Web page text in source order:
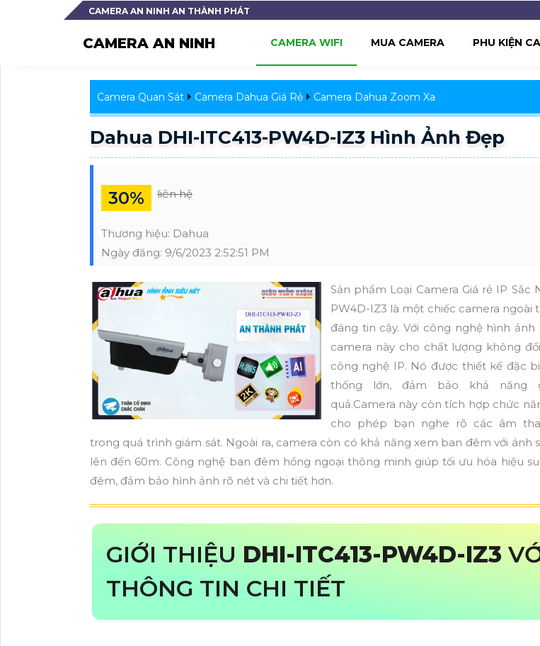
CAMERA AN NINH AN THÀNH PHÁT
CAMERA AN NINH CAMERA WIFI MUA CAMERA PHU KIỆN
Camera Quan Sát Camera Dahua Giá Rẻ Camera Dahua Zoom Xa
Dahua DHI-ITC413-PW4D-IZ3 Hình Ảnh Đẹp
30% liên hệ
Thương hiệu: Dahua
Ngày đăng: 9/6/2023 2:52:51 PM
Sản phẩm Loại Camera Giá rẻ IP Sắc
PW4D-IZ3 là một chiếc camera ngoài
đáng tin cậy. Với công nghệ hình ảnh
camera này cho chất lượng không
công nghệ IP. Nó được thiết kế đặc
thống lớn, đảm bảo khả năng
quả.Camera này còn tích hợp chức
cho phép bạn nghe rõ các âm
trong quá trình giám sát. Ngoài ra, camera còn có khả năng xem ban đêm với ánh
lên đến 60m. Công nghệ ban đêm hồng ngoại thông minh giúp tối ưu hóa hiệu
đêm, đảm bảo hình ảnh rõ nét và chi tiết hơn.
GIỚI THIỆU DHI-ITC413-PW4D-IZ3
THÔNG TIN CHI TIẾT